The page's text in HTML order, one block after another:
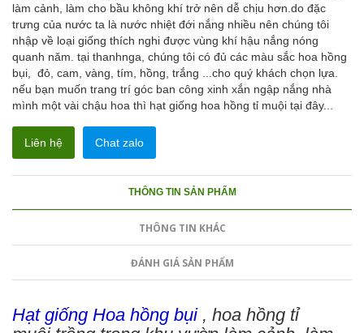
làm cảnh, làm cho bầu không khí trở nên dễ chịu hơn.do đặc
trưng của nước ta là nước nhiệt đới nắng nhiều nên chúng tôi
nhập về loại giống thích nghi được vùng khí hậu nắng nóng
quanh năm. tại thanhnga, chúng tôi có đủ các màu sắc hoa hồng
bụi, đỏ, cam, vàng, tím, hồng, trắng ...cho quý khách chọn lựa.
nếu bạn muốn trang trí góc ban công xinh xắn ngập nắng nhà
mình một vài chậu hoa thì hạt giống hoa hồng tỉ muội tại đây...
Liên hệ Chat zalo
THÔNG TIN SẢN PHẨM
THÔNG TIN KHÁC
ĐÁNH GIÁ SẢN PHẨM
Hạt giống Hoa hồng bụi, hoa hồng tỉ